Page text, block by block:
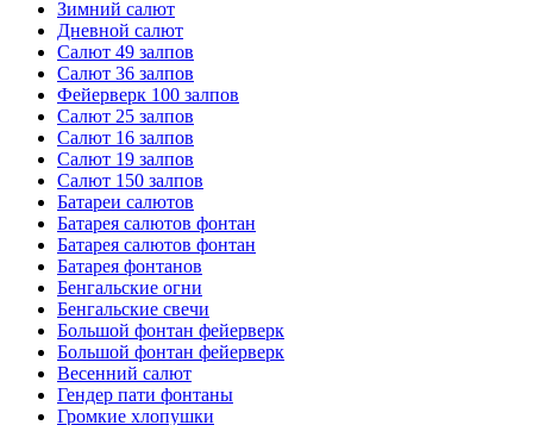
Зимний салют
Дневной салют
Салют 49 залпов
Салют 36 залпов
Фейерверк 100 залпов
Салют 25 залпов
Салют 16 залпов
Салют 19 залпов
Салют 150 залпов
Батареи салютов
Батарея салютов фонтан
Батарея салютов фонтан
Батарея фонтанов
Бенгальские огни
Бенгальские свечи
Большой фонтан фейерверк
Большой фонтан фейерверк
Весенний салют
Гендер пати фонтаны
Громкие хлопушки